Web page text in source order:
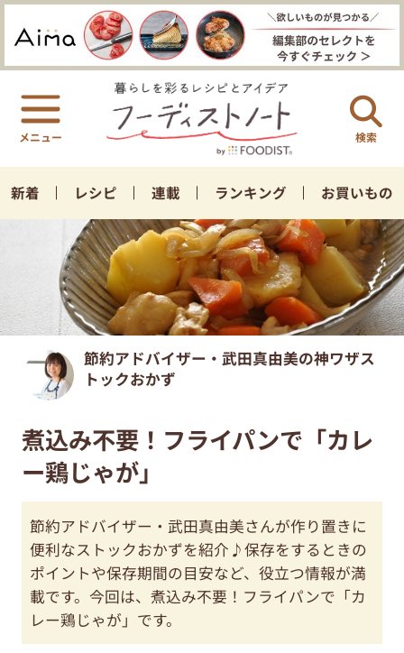
検索
新着 レシピ 連載 ランキング お買いもの
節約アドバイザー・武田真由美の神ワザス
トックおかず
煮込み不要！フライパンで「カレ
ー鶏じゃが」
節約アドバイザー・武田真由美さんが作り置きに
便利なストックおかずを紹介♪保存をするときの
ポイントや保存期間の目安など、役立つ情報が満
載です。今回は、煮込み不要！フライパンで「カ
レー鶏じゃが」です。